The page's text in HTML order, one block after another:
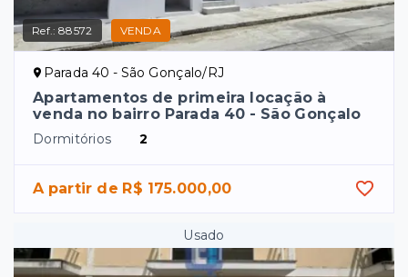
Ref.:88572 VENDA
Parada 40 - São Gonçalo/RJ
Apartamentos de primeira locação à
venda no bairro Parada 40 - São Gonçalo
Dormitórios 2
A partir de R$ 175.000,00
Usado